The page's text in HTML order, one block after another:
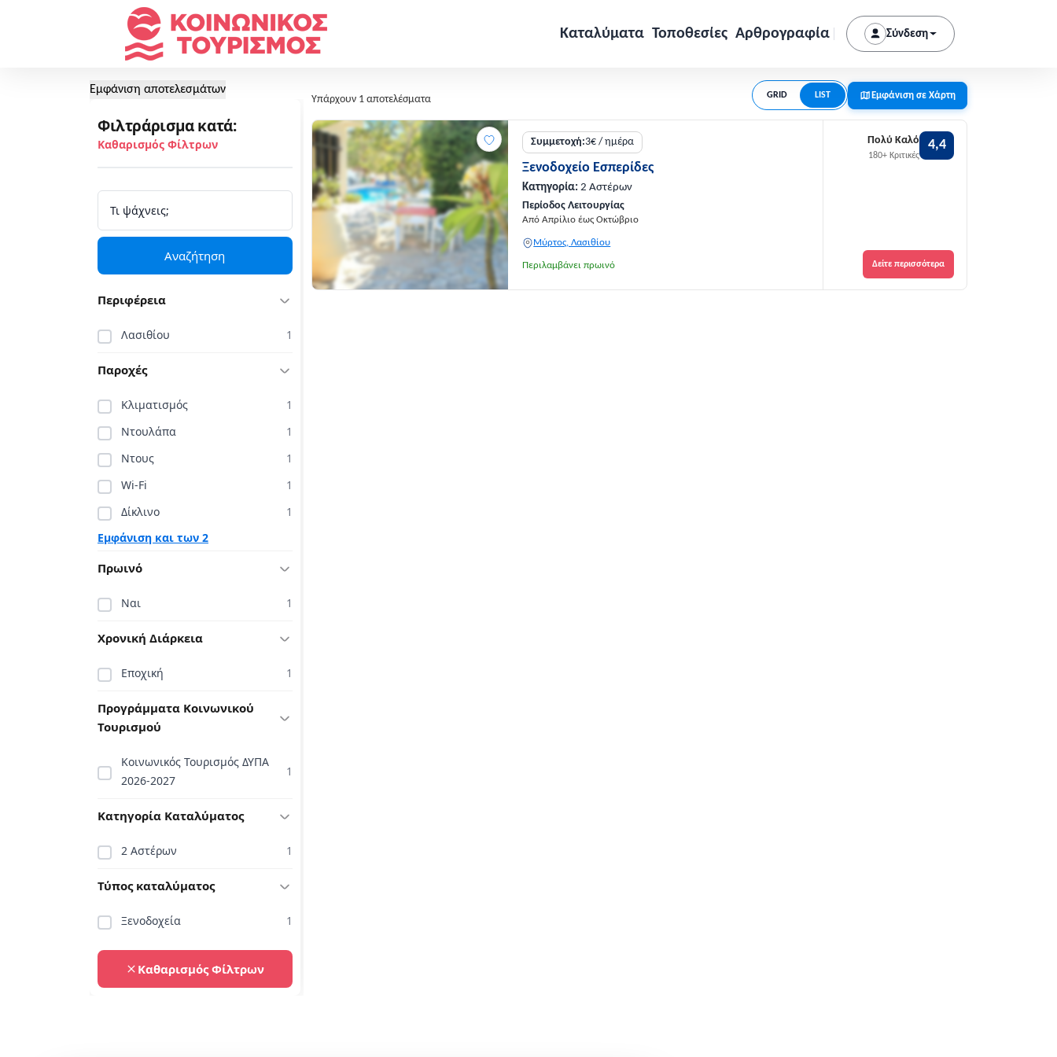
Καταλύματα Τοποθεσίες Αρθρογραφία Σύνδεση
Εμφάνιση αποτελεσμάτων
Φιλτράρισμα κατά:
Καθαρισμός Φίλτρων
Αναζήτηση
Περιφέρεια
Λασιθίου 1
Παροχές
Κλιματισμός
1
Ντουλάπα
1
Ντους
1
Wi-Fi
1
Δίκλινο
1
Εμφάνιση και των 2
Πρωινό
Ναι 1
Χρονική Διάρκεια
Εποχική 1
Προγράμματα Κοινωνικού
Τουρισμού
Κοινωνικός Τουρισμός ΔΥΠΑ
2026-2027
1
Κατηγορία Καταλύματος
2 Αστέρων 1
Τύπος καταλύματος
Ξενοδοχεία 1
Καθαρισμός Φίλτρων
Υπάρχουν 1 αποτελέσματα GRID LIST Εμφάνιση σε Χάρτη
Συμμετοχή:3€ / ημέρα
Ξενοδοχείο Εσπερίδες
Κατηγορία: 2 Αστέρων
Περίοδος Λειτουργίας
Από Απρίλιο έως Οκτώβριο
Μύρτος, Λασιθίου
Περιλαμβάνει πρωινό
Πολύ Καλό
180+ Κριτικές
4,4
Δείτε περισσότερα